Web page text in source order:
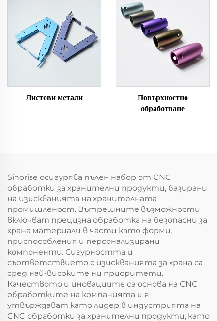
Листови метали
Повърхностно
обработване
Sinorise осигурява пълен набор от CNC
обработки за хранителни продукти, базирани
на изискванията на хранителната
промишленост. Вътрешните възможности
включват прецизна обработка на безопасни за
храна материали в части като форми,
приспособления и персонализирани
компоненти. Сигурността и
съответствието с изискванията за храна са
сред най-високите ни приоритети.
Качеството и иновациите са основа на CNC
обработките на компанията и я
утвърждават като лидер в индустрията на
CNC обработки за хранителни продукти, като